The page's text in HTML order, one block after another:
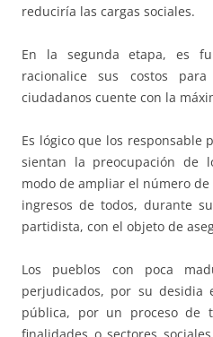
reduciría las cargas sociales.
En la segunda etapa, es
racionalice sus costos
ciudadanos cuente con la
Es lógico que los responsable
sientan la preocupación de
modo de ampliar el número
ingresos de todos, durante
partidista, con el objeto de
Los pueblos con poca
perjudicados, por su
pública, por un proceso de